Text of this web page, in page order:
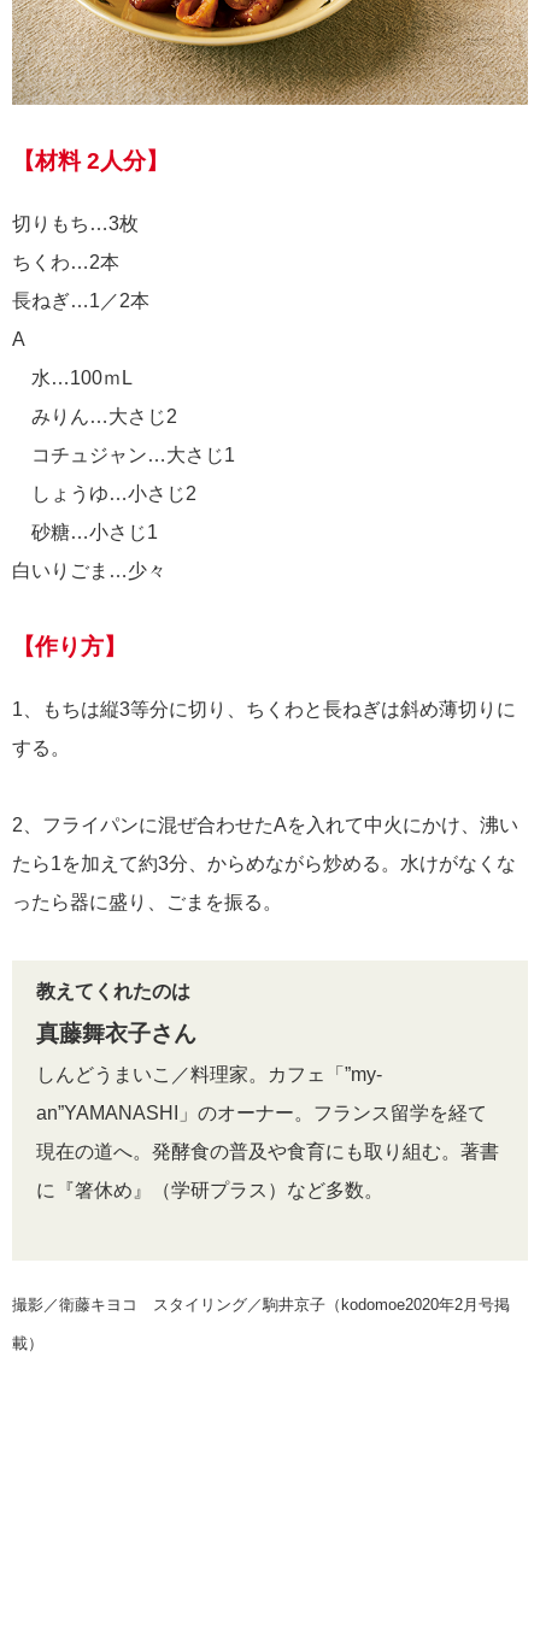
【材料 2人分】
切りもち…3枚
ちくわ…2本
長ねぎ…1／2本
A
水…100ｍL
みりん…大さじ2
コチュジャン…大さじ1
しょうゆ…小さじ2
砂糖…小さじ1
白いりごま…少々
【作り方】
1、もちは縦3等分に切り、ちくわと長ねぎは斜め薄切りに
する。
2、フライパンに混ぜ合わせたAを入れて中火にかけ、沸い
たら1を加えて約3分、からめながら炒める。水けがなくな
ったら器に盛り、ごまを振る。
教えてくれたのは
真藤舞衣子さん
しんどうまいこ／料理家。カフェ「”my-
an”YAMANASHI」のオーナー。フランス留学を経て
現在の道へ。発酵食の普及や食育にも取り組む。著書
に『箸休め』（学研プラス）など多数。
撮影／衛藤キヨコ スタイリング／駒井京子（kodomoe2020年2月号掲
載）